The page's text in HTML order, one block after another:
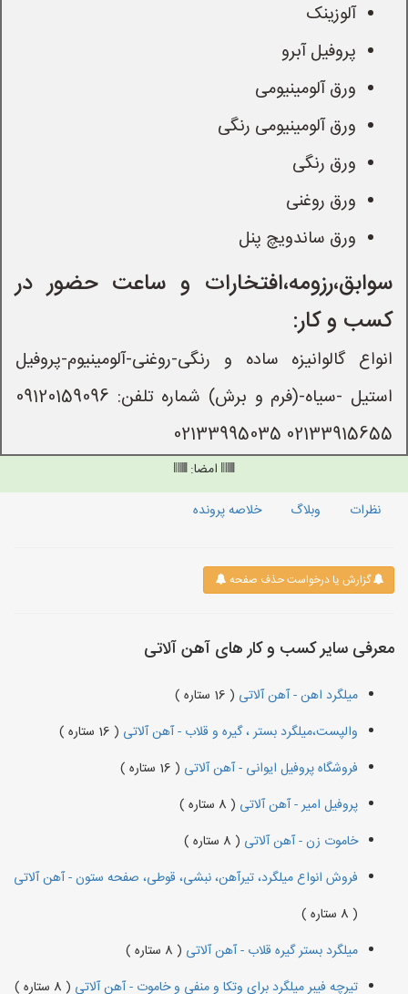
آلوزینک
پروفیل آبرو
ورق آلومینیومی
ورق آلومینیومی رنگی
ورق رنگی
ورق روغنی
ورق ساندویچ پنل
سوابق،رزومه،افتخارات و ساعت حضور در
کسب و کار:
انواع گالوانیزه ساده و رنگی-روغنی-آلومینیوم-پروفیل
استیل -سیاه-(فرم و برش) شماره تلفن: 09120159096
02133915655 02133995035
امضا:
نظرات
وبلاگ خلاصه پرونده
گزارش یا درخواست حذف صفحه
معرفی سایر کسب و کار های آهن آلاتی
میلگرد اهن - آهن آلاتی ( 16 ستاره )
والپست،میلگرد بستر ، گیره و قلاب - آهن آلاتی ( 16 ستاره )
فروشگاه پروفیل ایوانی - آهن آلاتی ( 16 ستاره )
پروفیل امیر - آهن آلاتی ( 8 ستاره )
خاموت زن - آهن آلاتی ( 8 ستاره )
فروش انواع میلگرد، تیرآهن، نبشی، قوطی، صفحه ستون - آهن آلاتی
( 8 ستاره )
میلگرد بستر گیره قلاب - آهن آلاتی ( 8 ستاره )
تیرچه فیبر میلگرد برای وتکا و منفی و خاموت - آهن آلاتی ( 8 ستاره )